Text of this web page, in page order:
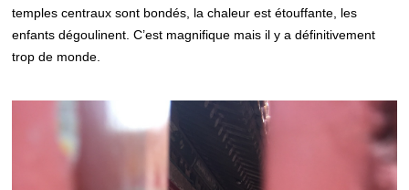
temples centraux sont bondés, la chaleur est étouffante, les
enfants dégoulinent. C’est magnifique mais il y a définitivement
trop de monde.